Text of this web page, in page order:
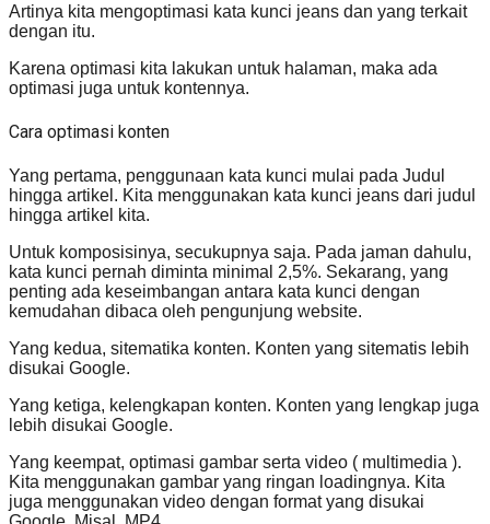
Artinya kita mengoptimasi kata kunci jeans dan yang terkait
dengan itu.
Karena optimasi kita lakukan untuk halaman, maka ada
optimasi juga untuk kontennya.
Cara optimasi konten
Yang pertama, penggunaan kata kunci mulai pada Judul
hingga artikel. Kita menggunakan kata kunci jeans dari judul
hingga artikel kita.
Untuk komposisinya, secukupnya saja. Pada jaman dahulu,
kata kunci pernah diminta minimal 2,5%. Sekarang, yang
penting ada keseimbangan antara kata kunci dengan
kemudahan dibaca oleh pengunjung website.
Yang kedua, sitematika konten. Konten yang sitematis lebih
disukai Google.
Yang ketiga, kelengkapan konten. Konten yang lengkap juga
lebih disukai Google.
Yang keempat, optimasi gambar serta video ( multimedia ).
Kita menggunakan gambar yang ringan loadingnya. Kita
juga menggunakan video dengan format yang disukai